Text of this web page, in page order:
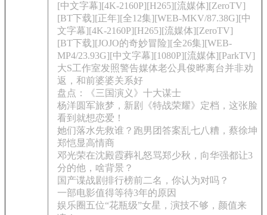
[中文字幕][4K-2160P][H265][流媒体][ZeroTV]
[BT下载][正年][全12集][WEB-MKV/87.38G][中
文字幕][4K-2160P][H265][流媒体][ZeroTV]
[BT下载][JOJO的奇妙冒险][全26集][WEB-
MP4/23.93G][中文字幕][1080P][流媒体][ParkTV]
大S工作室发照警告媒体老公具俊晔离台并非劝
返，和前婆婆关系好
盘点：《三国演义》十大谋士
杨洋圆军旅梦，新剧《特战荣耀》定档，这张脸
看到就想恋爱！
她们落水先救谁？跑男团答案乱七八糟，蔡徐坤
郑恺显高情商
邓光荣在沈殿霞葬礼怒骂郑少秋，向华强都让3
分的他，啥背景？
国产谍战剧排行榜前二名，你认为对吗？
一部电影值得等待3年的原因
娱乐圈五位“花瓶级”女星，演技不够，颜值来